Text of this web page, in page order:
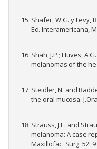
Shafer, W.G. y Levy,
Ed. Interamericana,
Shah, J.P.; Huves,
melanomas of the
Steidler, N. and
the oral mucosa.
Strauss, J.E. and
melanoma: A case
Maxillofac. Surg. 52: